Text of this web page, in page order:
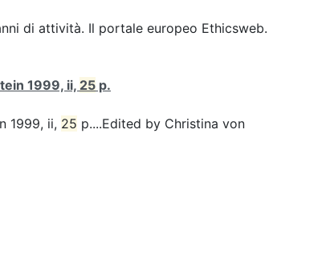
di attività. Il portale europeo Ethicsweb.
1999, ii, 25 p.
1999, ii, 25 p....Edited by Christina von